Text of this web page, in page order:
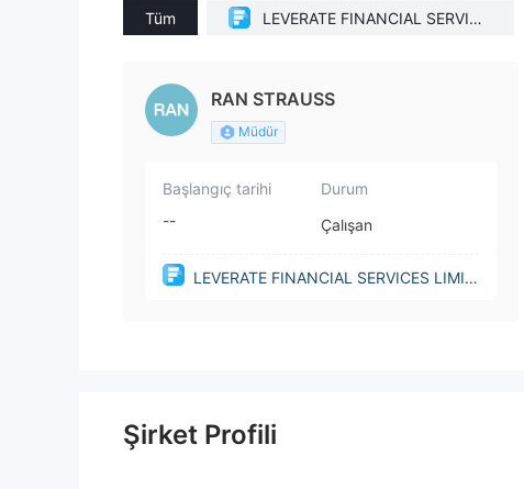
Tüm
LEVERATE FINANCIAL SERVICE
RAN STRAUSS
Müdür
Başlangıç tarihi
--
Durum
Çalışan
LEVERATE FINANCIAL SERVICES LIMIT
Şirket Profili